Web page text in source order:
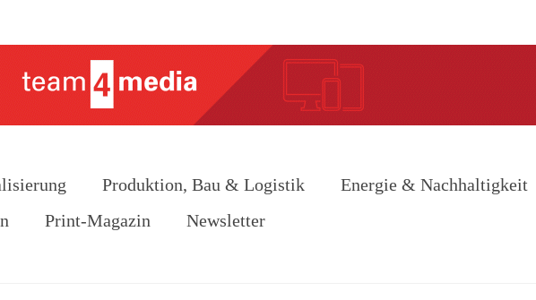
Produktion, Bau & Logistik Energie & Nachhaltigkeit
Print-Magazin Newsletter